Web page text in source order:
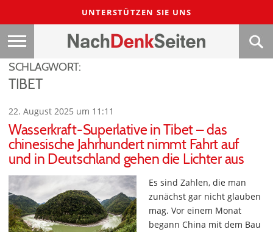
UNTERSTÜTZEN SIE UNS
SCHLAGWORT:
TIBET
22. August 2025 um 11:11
Wasserkraft-Superlative in Tibet – das
chinesische Jahrhundert nimmt Fahrt auf
und in Deutschland gehen die Lichter aus
Es sind Zahlen, die man
zunächst gar nicht glauben
mag. Vor einem Monat
begann China mit dem Bau